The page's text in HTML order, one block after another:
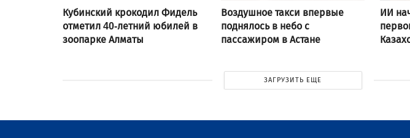
Кубинский крокодил Фидель
отметил 40-летний юбилей в
зоопарке Алматы
Воздушное такси впервые
поднялось в небо с
пассажиром в Астане
ИИ
ЗАГРУЗИТЬ ЕЩЕ